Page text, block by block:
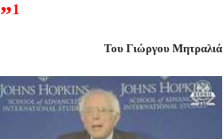
”1
Του Γιώργου Μητραλιά